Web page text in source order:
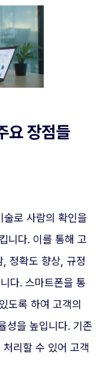
요 장점들
로 사람의 확인을
니다. 이를 통해 고
정확도 향상, 규정
다. 스마트폰을 통
도록 하여 고객의
성을 높입니다. 기존
리할 수 있어 고객